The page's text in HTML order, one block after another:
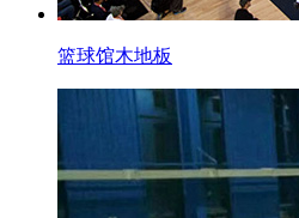
篮球馆木地板